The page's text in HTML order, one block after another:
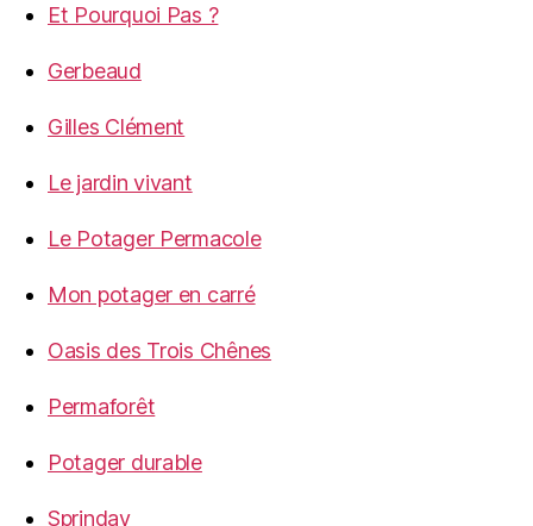
Et Pourquoi Pas ?
Gerbeaud
Gilles Clément
Le jardin vivant
Le Potager Permacole
Mon potager en carré
Oasis des Trois Chênes
Permaforêt
Potager durable
Sprinday